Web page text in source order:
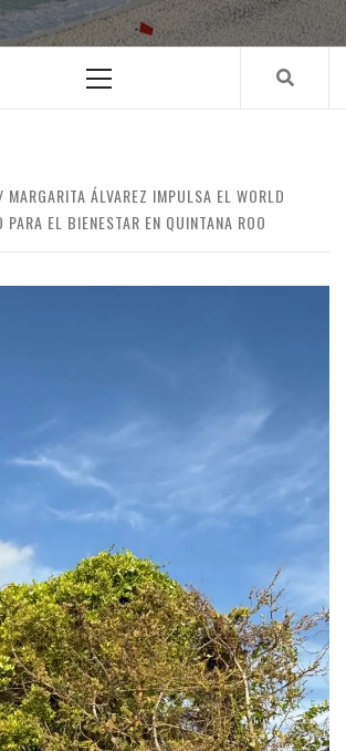
Menu
MARGARITA ÁLVAREZ IMPULSA EL WORLD
PARA EL BIENESTAR EN QUINTANA ROO